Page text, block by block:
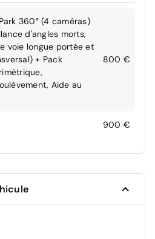
360° (4 caméras)
d'angles morts,
voie longue portée et
+ Pack
Aide au
800 €
900 €